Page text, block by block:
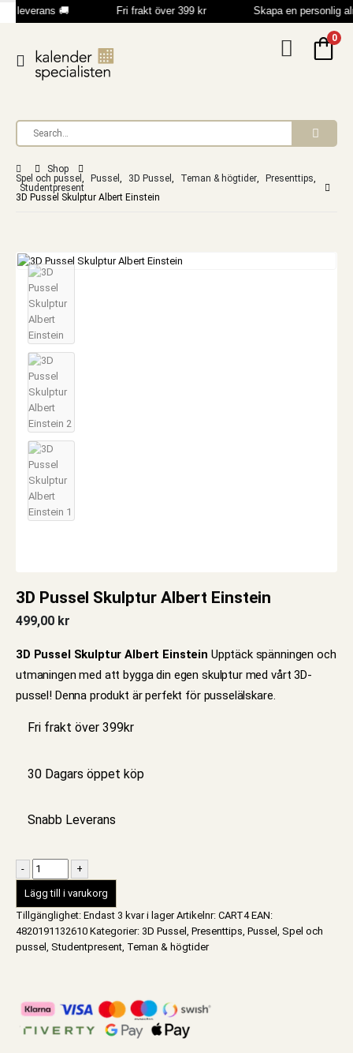
leverans 🚚 Fri frakt över 399 kr Skapa en personlig
0
Shop
Spel och pussel , Pussel , 3D Pussel , Teman & högtider, Presenttips,
Studentpresent
3D Pussel Skulptur Albert Einstein
3D Pussel Skulptur Albert Einstein
499,00 kr
3D Pussel Skulptur Albert Einstein Upptäck spänningen och
utmaningen med att bygga din egen skulptur med vårt 3D-
pussel! Denna produkt är perfekt för pusselälskare.
Fri frakt över 399kr
30 Dagars öppet köp
Snabb Leverans
- +
Lägg till i varukorg
Tillgänglighet: Endast 3 kvar i lager Artikelnr: CART4 EAN:
4820191132610 Kategorier: 3D Pussel Presenttips Pussel Spel och
pussel Studentpresent Teman & högtider